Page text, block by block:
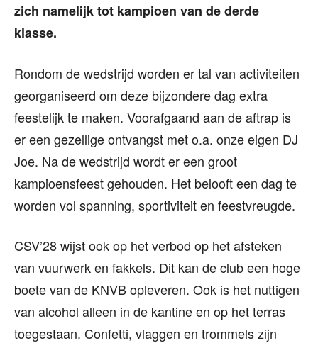
zich namelijk tot kampioen van de derde
klasse.
Rondom de wedstrijd worden er tal van activiteiten
georganiseerd om deze bijzondere dag extra
feestelijk te maken. Voorafgaand aan de aftrap is
er een gezellige ontvangst met o.a. onze eigen DJ
Joe. Na de wedstrijd wordt er een groot
kampioensfeest gehouden. Het belooft een dag te
worden vol spanning, sportiviteit en feestvreugde.
CSV’28 wijst ook op het verbod op het afsteken
van vuurwerk en fakkels. Dit kan de club een hoge
boete van de KNVB opleveren. Ook is het nuttigen
van alcohol alleen in de kantine en op het terras
toegestaan. Confetti, vlaggen en trommels zijn